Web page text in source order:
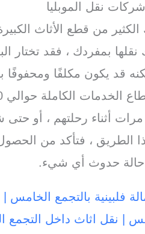
نقل الموبليا
الكثير من قطع الأثاث
نقلها بمفردك ، فقد
قد يكون مكلفًا ومحفوفًا
مرات أثناء رحلتهم ، أو
الطريق ، فتأكد من
حالة حدوث أي شيء.
فلبينية بالتجمع
| نقل اثاث داخل